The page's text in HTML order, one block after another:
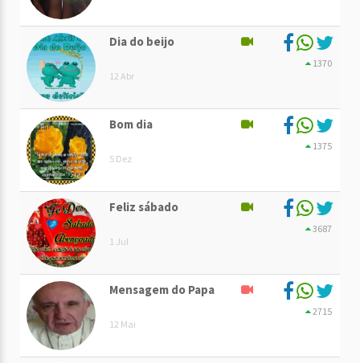
Dia do beijo
12 Abr
1370
Bom dia
5 Dez
1375
Feliz sábado
1 Jul
3687
Mensagem do Papa
12 Mai
2715